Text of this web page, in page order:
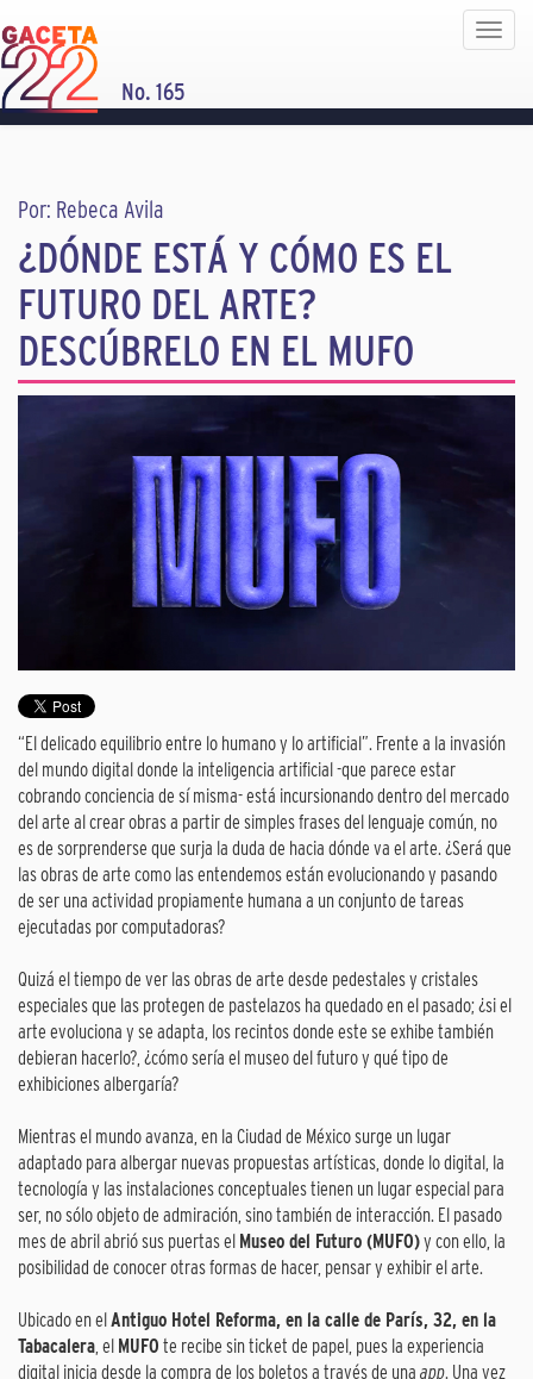
Toggle
No. 165
Por: Rebeca Avila
¿DÓNDE ESTÁ Y CÓMO ES EL
FUTURO DEL ARTE?
DESCÚBRELO EN EL MUFO
“El delicado equilibrio entre lo humano y lo artificial”. Frente a la invasión
del mundo digital donde la inteligencia artificial -que parece estar
cobrando conciencia de sí misma- está incursionando dentro del mercado
del arte al crear obras a partir de simples frases del lenguaje común, no
es de sorprenderse que surja la duda de hacia dónde va el arte. ¿Será que
las obras de arte como las entendemos están evolucionando y pasando
de ser una actividad propiamente humana a un conjunto de tareas
ejecutadas por computadoras?
Quizá el tiempo de ver las obras de arte desde pedestales y cristales
especiales que las protegen de pastelazos ha quedado en el pasado; ¿si el
arte evoluciona y se adapta, los recintos donde este se exhibe también
debieran hacerlo?, ¿cómo sería el museo del futuro y qué tipo de
exhibiciones albergaría?
Mientras el mundo avanza, en la Ciudad de México surge un lugar
adaptado para albergar nuevas propuestas artísticas, donde lo digital, la
tecnología y las instalaciones conceptuales tienen un lugar especial para
ser, no sólo objeto de admiración, sino también de interacción. El pasado
mes de abril abrió sus puertas el Museo del Futuro (MUFO)y con ello, la
posibilidad de conocer otras formas de hacer, pensar y exhibir el arte.
Ubicado en el Antiguo Hotel Reforma, en la calle de París, 32, en la
Tabacalera, el MUFO te recibe sin ticket de papel, pues la experiencia
digital inicia desde la compra de los boletos a través de una app. Una vez